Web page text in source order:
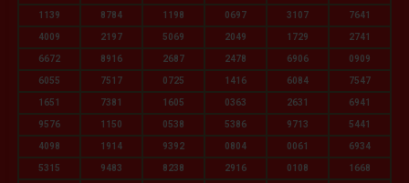
1139 8784 1198 0697 3107 7641
4009 2197 5069 2049 1729 2741
6672 8916 2687 2478 6906 0909
6055 7517 0725 1416 6084 7547
1651 7381 1605 0363 2631 6941
9576 1150 0538 5386 9713 5441
4098 1914 9392 0804 0061 6934
5315 9483 8238 2916 0108 1668